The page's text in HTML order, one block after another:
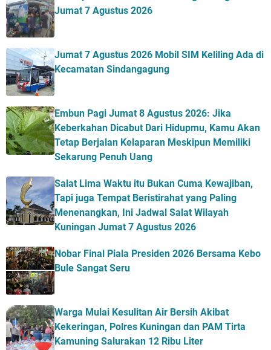
Jumat 7 Agustus 2026
Jumat 7 Agustus 2026 Mobil SIM Keliling Ada di
Kecamatan Sindangagung
Embun Pagi Jumat 8 Agustus 2026: Jika
Keberkahan Dicabut Dari Hidupmu, Kamu Akan
Tetap Berjalan Kelaparan Meskipun Memiliki
Sekarung Penuh Uang
Salat Lima Waktu itu Bukan Cuma Kewajiban,
Tapi juga Tempat Beristirahat yang Paling
Menenangkan, Ini Jadwal Salat Wilayah
Kuningan Jumat 7 Agustus 2026
Nobar Final Piala Presiden 2026 Bersama Kebo
Bule Sangat Seru
Warga Mulai Kesulitan Air Bersih Akibat
Kekeringan, Polres Kuningan dan PAM Tirta
Kamuning Salurakan 12 Ribu Liter